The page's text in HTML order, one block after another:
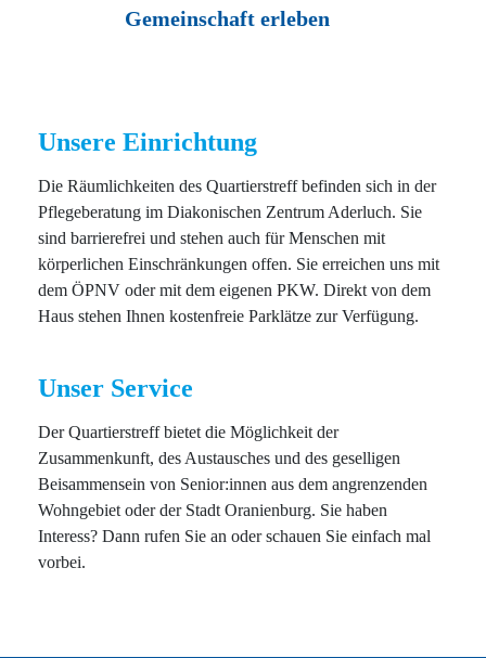
Gemeinschaft erleben
Unsere Einrichtung
Die Räumlichkeiten des Quartierstreff befinden sich in der
Pflegeberatung im Diakonischen Zentrum Aderluch. Sie
sind barrierefrei und stehen auch für Menschen mit
körperlichen Einschränkungen offen. Sie erreichen uns mit
dem ÖPNV oder mit dem eigenen PKW. Direkt von dem
Haus stehen Ihnen kostenfreie Parklätze zur Verfügung.
Unser Service
Der Quartierstreff bietet die Möglichkeit der
Zusammenkunft, des Austausches und des geselligen
Beisammensein von Senior:innen aus dem angrenzenden
Wohngebiet oder der Stadt Oranienburg. Sie haben
Interess? Dann rufen Sie an oder schauen Sie einfach mal
vorbei.